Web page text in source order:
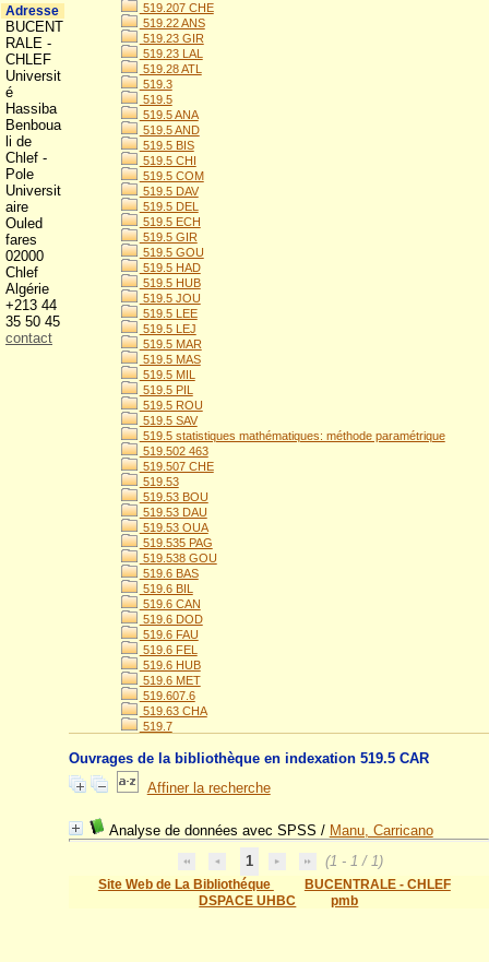
519.207 CHE
519.22 ANS
519.23 GIR
519.23 LAL
519.28 ATL
519.3
519.5
519.5 ANA
519.5 AND
519.5 BIS
519.5 CHI
519.5 COM
519.5 DAV
519.5 DEL
519.5 ECH
519.5 GIR
519.5 GOU
519.5 HAD
519.5 HUB
519.5 JOU
519.5 LEE
519.5 LEJ
519.5 MAR
519.5 MAS
519.5 MIL
519.5 PIL
519.5 ROU
519.5 SAV
519.5 statistiques mathématiques: méthode paramétrique
519.502 463
519.507 CHE
519.53
519.53 BOU
519.53 DAU
519.53 OUA
519.535 PAG
519.538 GOU
519.6 BAS
519.6 BIL
519.6 CAN
519.6 DOD
519.6 FAU
519.6 FEL
519.6 HUB
519.6 MET
519.607.6
519.63 CHA
519.7
Ouvrages de la bibliothèque en indexation 519.5 CAR
Affiner la recherche
Analyse de données avec SPSS / Manu, Carricano
1
(1 - 1 / 1)
Site Web de La Bibliothéque
BUCENTRALE - CHLEF
DSPACE UHBC
pmb
Adresse
BUCENT
RALE -
CHLEF
Universit
é
Hassiba
Benboua
li de
Chlef -
Pole
Universit
aire
Ouled
fares
02000
Chlef
Algérie
+213 44
35 50 45
contact